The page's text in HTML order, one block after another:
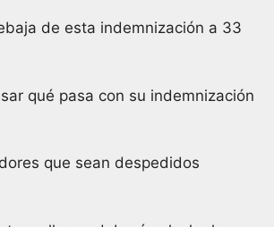
de esta indemnización a 33
qué pasa con su indemnización
que sean despedidos